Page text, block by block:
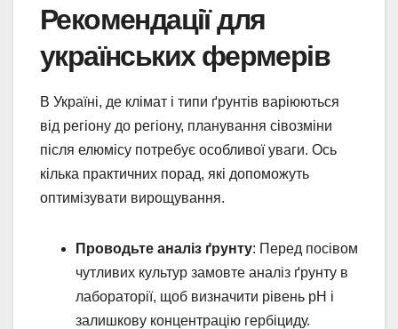
Рекомендації для
українських фермерів
В Україні, де клімат і типи ґрунтів варіюються
від регіону до регіону, планування сівозміни
після елюмісу потребує особливої уваги. Ось
кілька практичних порад, які допоможуть
оптимізувати вирощування.
Проводьте аналіз ґрунту: Перед посівом
чутливих культур замовте аналіз ґрунту в
лабораторії, щоб визначити рівень pH і
залишкову концентрацію гербіциду.